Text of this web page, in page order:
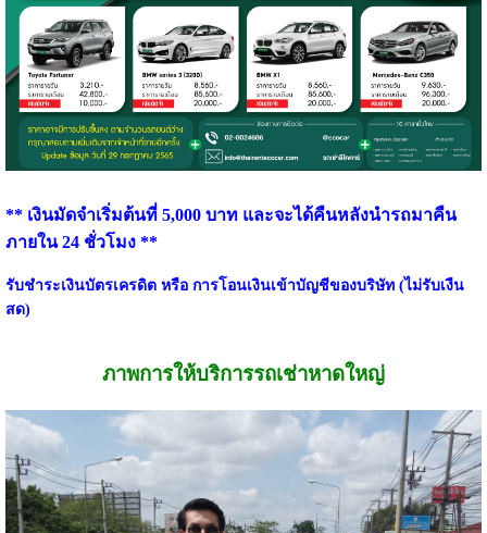
** เงินมัดจำเริ่มต้นที่ 5,000 บาท และจะได้คืนหลังนำรถมาคืน
ภายใน 24 ชั่วโมง **
รับชำระเงินบัตรเครดิต หรือ การโอนเงินเข้าบัญชีของบริษัท (ไม่รับเงืน
สด)
ภาพการให้บริการรถเช่าหาดใหญ่